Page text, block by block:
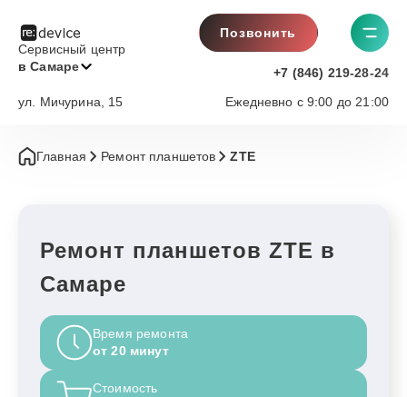
Сервисный центр
в Самаре
Позвонить
+7 (846) 219-28-24
Ежедневно с 9:00 до 21:00
ул. Мичурина, 15
Главная Ремонт планшетов ZTE
Ремонт планшетов ZTE в
Самаре
Время ремонта
от 20 минут
Стоимость